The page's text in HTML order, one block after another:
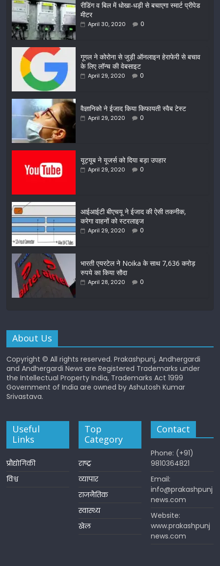
रीडिंग व बिल में धोखा-धड़ी से बचाएगा स्मार्ट प्रीपेड
मीटर
April 30, 2020 0
गूगल ने कोरोना से जुड़ी ऑनलाइन हेराफेरी से बचाव
के लिए लॉन्च की वेबसाइट
April 29, 2020 0
वैज्ञानिको ने ईजाद किया किफायती स्वैब टेस्ट
April 29, 2020 0
यूट्यूब ने यूजर्स को दिया बड़ा उपहार
April 29, 2020 0
आईआईटी बीएचयू ने ईजाद की ऐसी तकनीक,
करेगा वाहनों को स्टरलाइज
April 29, 2020 0
भारती एयरटेल ने Noika के साथ 7,636 करोड़
रुपये का किया सौदा
April 28, 2020 0
About Us
Copyright © All rights reserved. Prakashpunj, Andhergardi
and Andhergardi News are Registered Trademarks under
the Intellectual Property India, Trademarks Act 1999
Government of India are owned by Ashutosh Kumar
Srivastava.
Useful
Links
प्रौद्योगिकी
विश्व
Top
Category
राष्ट्र
व्यापार
राजनैतिक
स्वास्थ्य
खेल
Contact
Phone: (+91)
9810364821
Email:
info@prakashpunj
news.com
Website:
www.prakashpunj
news.com